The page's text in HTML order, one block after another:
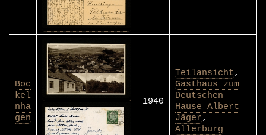
Boc
kel
nha
gen
1940
Teilansicht,
Gasthaus zum
Deutschen
Hause Albert
Jäger,
Allerburg